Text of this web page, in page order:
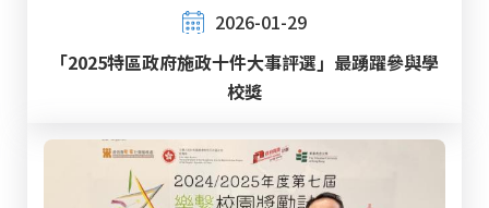
2026-01-29
「2025特區政府施政十件大事評選」最踴躍參與學
校獎